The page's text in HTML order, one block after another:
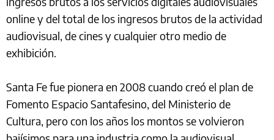
online y del total de los ingresos brutos de la actividad
audiovisual, de cines y cualquier otro medio de
exhibición.
Santa Fe fue pionera en 2008 cuando creó el plan de
Fomento Espacio Santafesino, del Ministerio de
Cultura, pero con los años los montos se volvieron